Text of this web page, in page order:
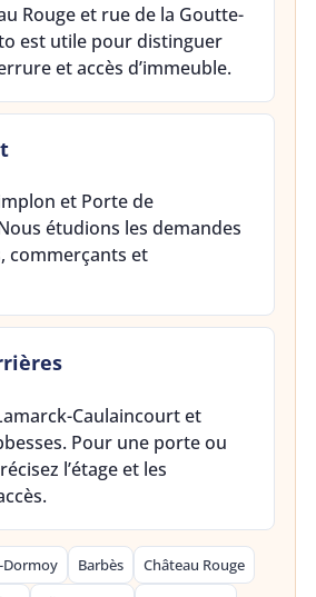
Rouge et rue de la Goutte-
est utile pour distinguer
et accès d’immeuble.
et Porte de
étudions les demandes
commerçants et
Caulaincourt et
Pour une porte ou
l’étage et les
Dormoy Barbès
Château Rouge